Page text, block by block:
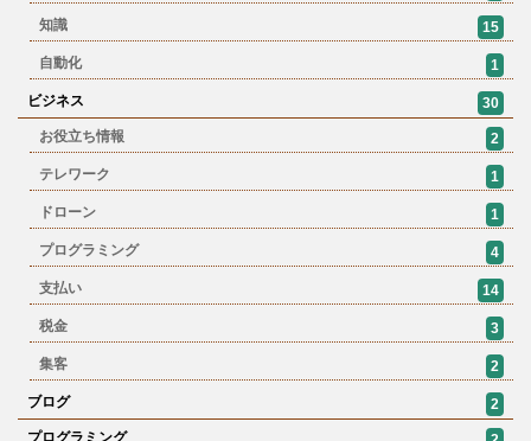
知識 15
自動化 1
ビジネス
30
お役立ち情報
2
テレワーク 1
ドローン 1
プログラミング 4
支払い 14
税金 3
集客 2
ブログ
2
プログラミング